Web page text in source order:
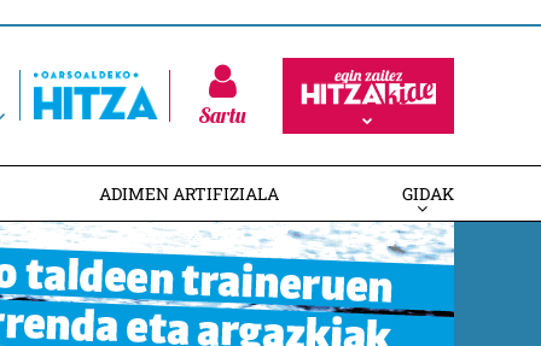
Sartu
ADIMEN ARTIFIZIALA GIDAK